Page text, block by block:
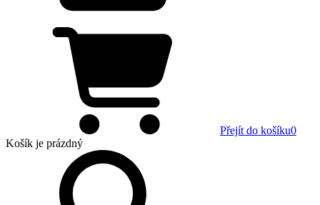
Přejít do košíku0
Košík je prázdný